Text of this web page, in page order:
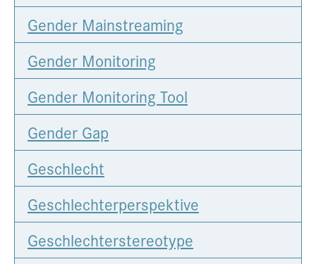
Gender Mainstreaming
Gender Monitoring
Gender Monitoring Tool
Gender Gap
Geschlecht
Geschlechterperspektive
Geschlechterstereotype